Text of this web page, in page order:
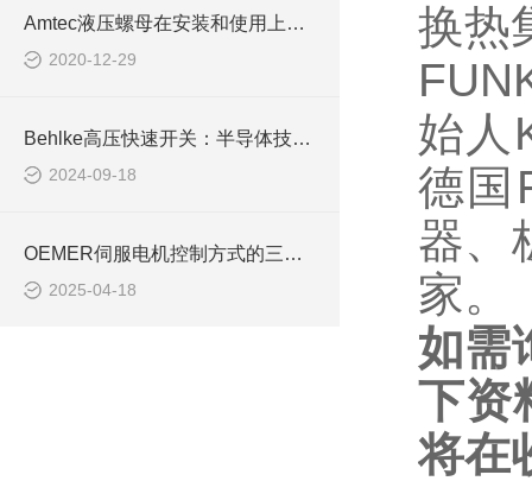
Amtec液压螺母在安装和使用上需注意哪些事项？
2020-12-29
Behlke高压快速开关：半导体技术推动的电力控制新纪元
2024-09-18
OEMER伺服电机控制方式的三种基本形式解析
2025-04-18
换热
始人
德国
器、
家。
如需
下资
将在